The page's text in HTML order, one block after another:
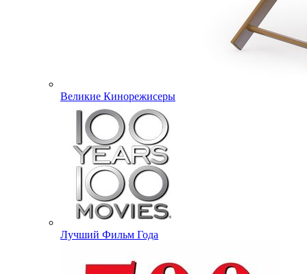
Великие Кинорежисеры
Лучший Фильм Года